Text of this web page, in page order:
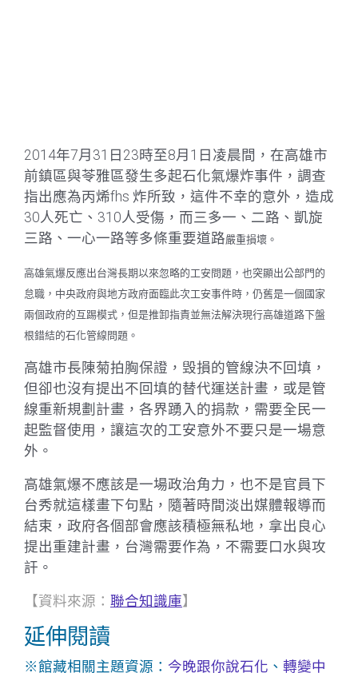
2014年7月31日23時至8月1日凌晨間，在高雄市
前鎮區與苓雅區發生多起石化氣爆炸事件，調查
指出應為丙烯fhs 炸所致，這件不幸的意外，造成
30人死亡、310人受傷，而三多一、二路、凱旋
三路、一心一路等多條重要道路嚴重損壞。
高雄氣爆反應出台灣長期以來忽略的工安問題，也突顯出公部門的
怠職，中央政府與地方政府面臨此次工安事件時，仍舊是一個國家
兩個政府的互踢模式，但是推卸指責並無法解決現行高雄道路下盤
根錯結的石化管線問題。
高雄市長陳菊拍胸保證，毁損的管線決不回填，
但卻也沒有提出不回填的替代運送計畫，或是管
線重新規劃計畫，各界踴入的捐款，需要全民一
起監督使用，讓這次的工安意外不要只是一場意
外。
高雄氣爆不應該是一場政治角力，也不是官員下
台秀就這樣畫下句點，隨著時間淡出媒體報導而
結束，政府各個部會應該積極無私地，拿出良心
提出重建計畫，台灣需要作為，不需要口水與攻
訐。
【資料來源： 聯合知識庫】
延伸閱讀
※館藏相關主題資源： 今晚跟你說石化 、 轉變中